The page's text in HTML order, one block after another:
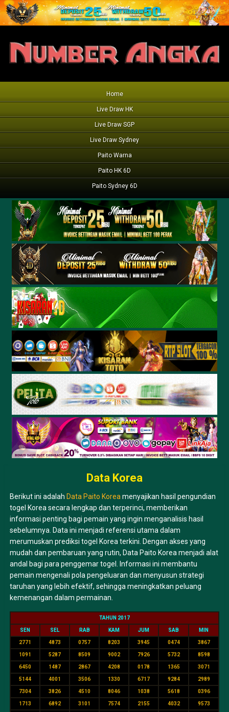
Home
Live Draw HK
Live Draw SGP
Live Draw Sydney
Paito Warna
Paito HK 6D
Paito Sydney 6D
Data Korea
Berikut ini adalah Data Paito Korea menyajikan hasil pengundian
togel Korea secara lengkap dan terperinci, memberikan
informasi penting bagi pemain yang ingin menganalisis hasil
sebelumnya. Data ini menjadi referensi utama dalam
merumuskan prediksi togel Korea terkini. Dengan akses yang
mudah dan pembaruan yang rutin, Data Paito Korea menjadi alat
andal bagi para penggemar togel. Informasi ini membantu
pemain mengenali pola pengeluaran dan menyusun strategi
taruhan yang lebih efektif, sehingga meningkatkan peluang
kemenangan dalam permainan.
TAHUN 2017
SEN SEL RAB KAM JUM SAB MIN
2771 4873 0757 8203 3945 0474 3867
1091 5287 8509 9002 7926 5732 8598
6450 1487 2867 4208 0178 1365 3071
5144 4001 3506 1330 6717 9284 2989
7304 3826 4510 8046 1038 5618 0396
1713 6892 3101 7574 2155 4032 9573